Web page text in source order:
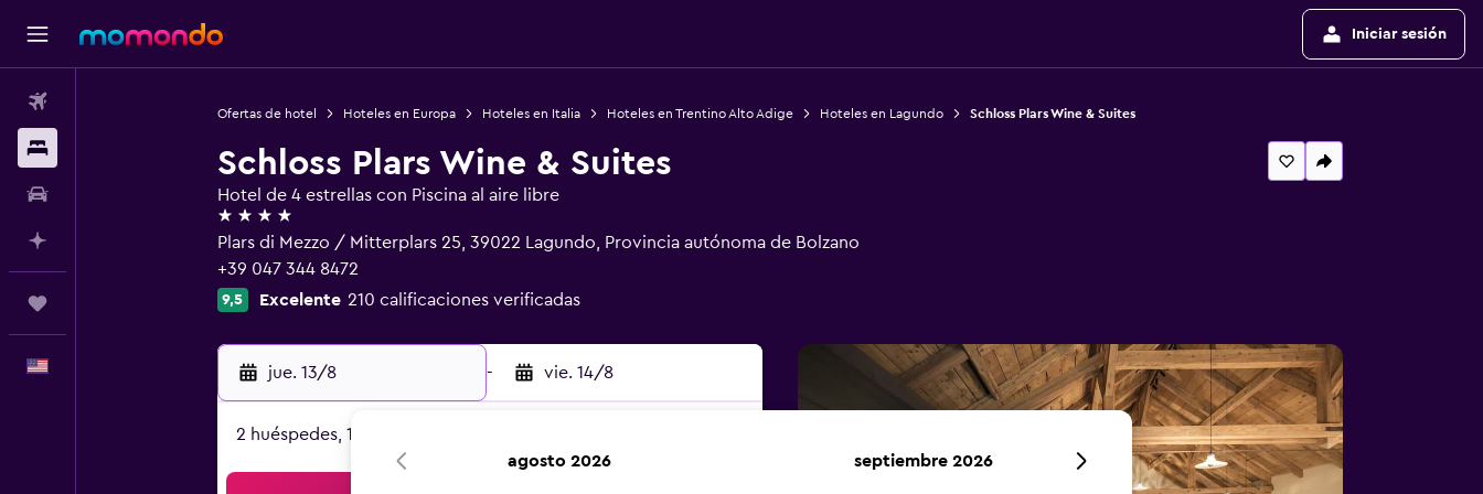
Iniciar sesión
Ofertas de hotel Hoteles en Europa Hoteles en Italia Hoteles en Trentino Alto Adige Hoteles en Lagundo Schloss Plars Wine & Suites
Schloss Plars Wine & Suites
Hotel de 4 estrellas con Piscina al aire libre
4 estrellas
Plars di Mezzo / Mitterplars 25, 39022 Lagundo, Provincia autónoma de Bolzano
+39 047 344 8472
9,5 Excelente 210 calificaciones verificadas
jue. 13/8 - vie. 14/8
2 huéspedes, 1 habitación
agosto 2026 septiembre 2026